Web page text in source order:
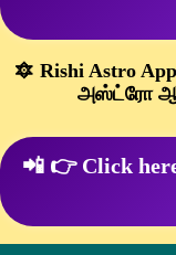
🔯 Rishi Astro
அஸ்ட்ரோ ஆப்
📲 👉 Click